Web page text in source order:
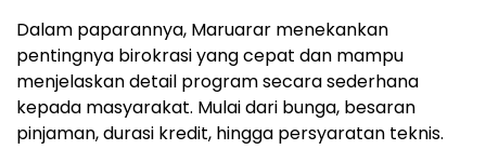
Dalam paparannya, Maruarar menekankan
pentingnya birokrasi yang cepat dan mampu
menjelaskan detail program secara sederhana
kepada masyarakat. Mulai dari bunga, besaran
pinjaman, durasi kredit, hingga persyaratan teknis.